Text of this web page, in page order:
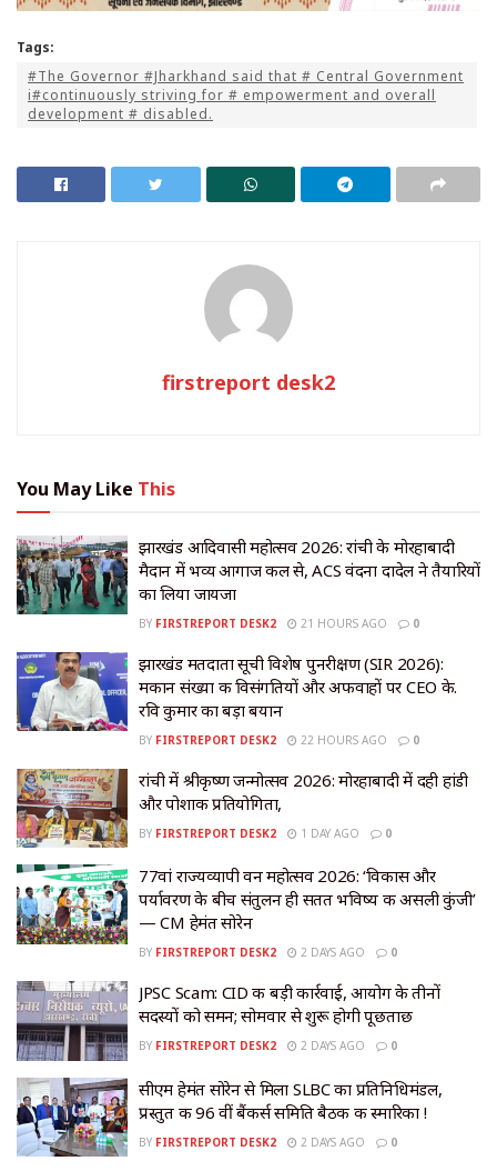
Tags:
#The Governor #Jharkhand said that # Central Government
i#continuously striving for # empowerment and overall
development # disabled.
firstreport desk2
You May Like This
झारखंड आदिवासी महोत्सव 2026: रांची के मोरहाबादी
मैदान में भव्य आगाज कल से, ACS वंदना दादेल ने तैयारियों
का लिया जायजा
BY FIRSTREPORT DESK2 21 HOURS AGO 0
झारखंड मतदाता सूची विशेष पुनरीक्षण (SIR 2026):
मकान संख्या की विसंगतियों और अफवाहों पर CEO के.
रवि कुमार का बड़ा बयान
BY FIRSTREPORT DESK2 22 HOURS AGO 0
रांची में श्रीकृष्ण जन्मोत्सव 2026: मोरहाबादी में दही हांडी
और पोशाक प्रतियोगिता,
BY FIRSTREPORT DESK2 1 DAY AGO 0
77वां राज्यव्यापी वन महोत्सव 2026: ‘विकास और
पर्यावरण के बीच संतुलन ही सतत भविष्य की असली कुंजी’
— CM हेमंत सोरेन
BY FIRSTREPORT DESK2 2 DAYS AGO 0
JPSC Scam: CID की बड़ी कार्रवाई, आयोग के तीनों
सदस्यों को समन; सोमवार से शुरू होगी पूछताछ
BY FIRSTREPORT DESK2 2 DAYS AGO 0
सीएम हेमंत सोरेन से मिला SLBC का प्रतिनिधिमंडल,
प्रस्तुत की 96 वीं बैंकर्स समिति बैठक की स्मारिका !
BY FIRSTREPORT DESK2 2 DAYS AGO 0